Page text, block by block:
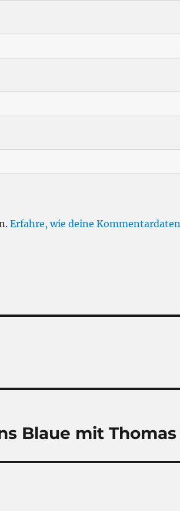
Erfahre, wie deine Kommentardaten
Blaue mit Thomas